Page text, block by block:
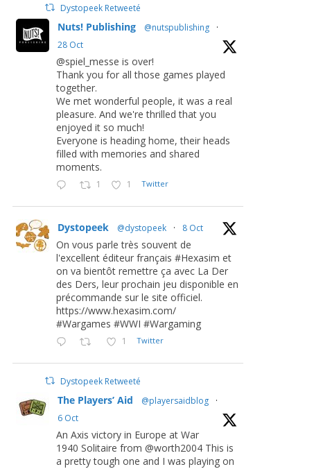
Dystopeek Retweeté
Nuts! Publishing @nutspublishing
·
28 Oct
@spiel_messe is over!
Thank you for all those games played
together.
We met wonderful people, it was a real
pleasure. And we're thrilled that you
enjoyed it so much!
Everyone is heading home, their heads
filled with memories and shared
moments.
1 1 Twitter
Dystopeek @dystopeek · 8 Oct
On vous parle très souvent de
l'excellent éditeur français #Hexasim et
on va bientôt remettre ça avec La Der
des Ders, leur prochain jeu disponible en
précommande sur le site officiel.
https://www.hexasim.com/
#Wargames #WWI #Wargaming
1 Twitter
Dystopeek Retweeté
The Players’ Aid @playersaidblog
·
6 Oct
An Axis victory in Europe at War
1940 Solitaire from @worth2004 This is
a pretty tough one and I was playing on